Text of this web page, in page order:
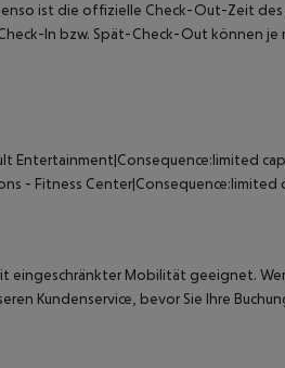
ist die offizielle Check-Out-Zeit
In bzw. Spät-Check-Out können
Entertainment|Consequence:limited
- Fitness Center|Consequence:limited
eingeschränkter Mobilität geeignet.
Kundenservice, bevor Sie Ihre